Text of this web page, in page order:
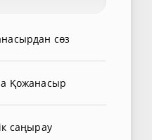
сөз
Қожанасыр
саңырау